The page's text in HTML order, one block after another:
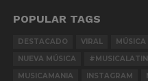
POPULAR TAGS
DESTACADO VIRAL MÚSICA
NUEVA MÚSICA
MUSICAMANIA
INSTAGRAM